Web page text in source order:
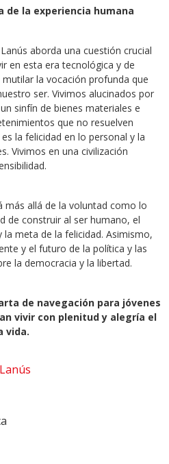
de la experiencia humana
aborda una cuestión crucial
en esta era tecnológica y de
la vocación profunda que
ser. Vivimos alucinados por
sinfín de bienes materiales e
que no resuelven
la felicidad en lo personal y la
Vivimos en una civilización
allá de la voluntad como lo
de construir al ser humano, el
meta de la felicidad. Asimismo,
y el futuro de la política y las
la democracia y la libertad.
de navegación para jóvenes
vivir con plenitud y alegría el
vida.